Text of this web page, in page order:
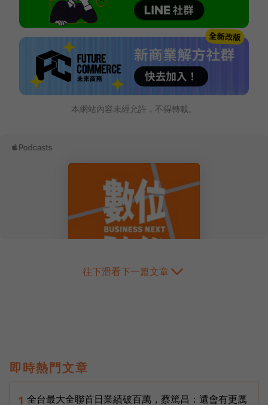
本網站內容未經允許，不得轉載。
往下滑看下一篇文章
即時熱門文章
1 全台最大全聯首日業績破百萬，蔡篤昌：還會有更厲